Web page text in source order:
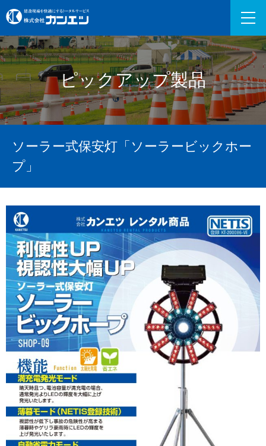
ピックアップ製品
ソーラー式保安灯「ソーラービックホー
プ」